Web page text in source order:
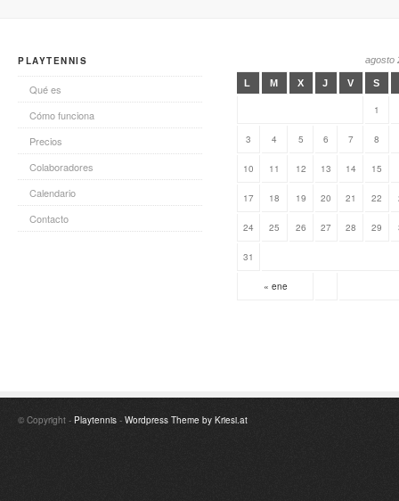
PLAYTENNIS
Qué es
Cómo funciona
Precios
Colaboradores
Calendario
Contacto
agosto
L M X J V S
« ene
1
3 4 5 6 7 8
10 11 12 13 14 15
17 18 19 20 21 22
24 25 26 27 28 29
31
© Copyright - Playtennis - Wordpress Theme by Kriesi.at